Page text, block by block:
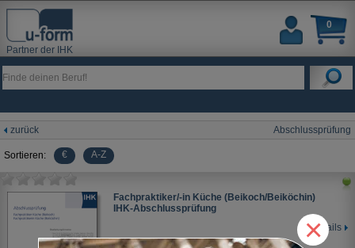
Partner der IHK
0
zurück Abschlussprüfung
Sortieren: € A-Z
Fachpraktiker/-in Küche (Beikoch/Beiköchin)
IHK-Abschlussprüfung
Details
×